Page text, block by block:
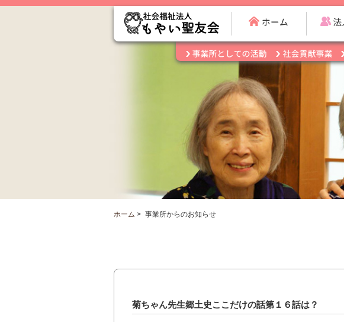
ホーム > 事業所からのお知らせ
菊ちゃん先生郷土史ここだけの話第１６話は？